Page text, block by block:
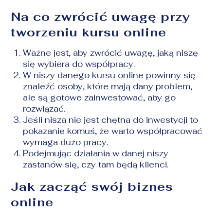
Na co zwrócić uwagę przy
tworzeniu kursu online
Ważne jest, aby zwrócić uwagę, jaką niszę
się wybiera do współpracy.
W niszy danego kursu online powinny się
znaleźć osoby, które mają dany problem,
ale są gotowe zainwestować, aby go
rozwiązać.
Jeśli nisza nie jest chętna do inwestycji to
pokazanie komuś, że warto współpracować
wymaga dużo pracy.
Podejmując działania w danej niszy
zastanów się, czy tam będą klienci.
Jak zacząć swój biznes
online